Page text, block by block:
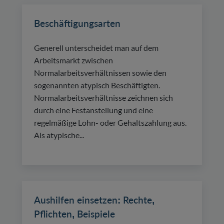
Beschäftigungsarten
Generell unterscheidet man auf dem
Arbeitsmarkt zwischen
Normalarbeitsverhältnissen sowie den
sogenannten atypisch Beschäftigten.
Normalarbeitsverhältnisse zeichnen sich
durch eine Festanstellung und eine
regelmäßige Lohn- oder Gehaltszahlung aus.
Als atypische...
Aushilfen einsetzen: Rechte,
Pflichten, Beispiele